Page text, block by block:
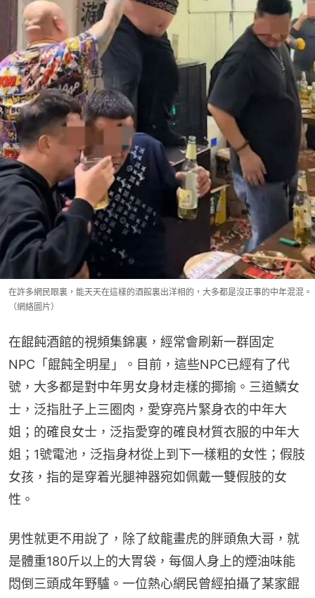
在許多網民眼裏，能天天在這樣的酒館裏出洋相的，大多都是沒正事的中年混混。
（網絡圖片）
在餛飩酒館的視頻集錦裏，經常會刷新一群固定
NPC「餛飩全明星」。目前，這些NPC已經有了代
號，大多都是對中年男女身材走樣的揶揄。三道鱗女
士，泛指肚子上三圈肉，愛穿亮片緊身衣的中年大
姐；的確良女士，泛指愛穿的確良材質衣服的中年大
姐；1號電池，泛指身材從上到下一樣粗的女性；假肢
女孩，指的是穿着光腿神器宛如佩戴一雙假肢的女
性。
男性就更不用說了，除了紋龍畫虎的胖頭魚大哥，就
是體重180斤以上的大胃袋，每個人身上的煙油味能
悶倒三頭成年野驢。一位熱心網民曾經拍攝了某家餛